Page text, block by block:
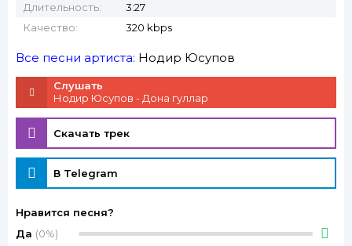
Длительность:
3:27
Качество:
320 kbps
Все песни артиста: Нодир Юсупов
Слушать
Нодир Юсупов - Дона гуллар
Скачать трек
В Telegram
Нравится песня?
Да (0%)